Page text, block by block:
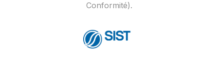
Conformité).